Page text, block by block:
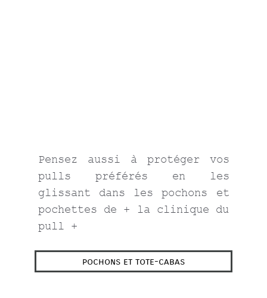
Pensez aussi à protéger vos
pulls préférés en les
glissant dans les pochons et
pochettes de + la clinique du
pull +
pochons et tote-cabas